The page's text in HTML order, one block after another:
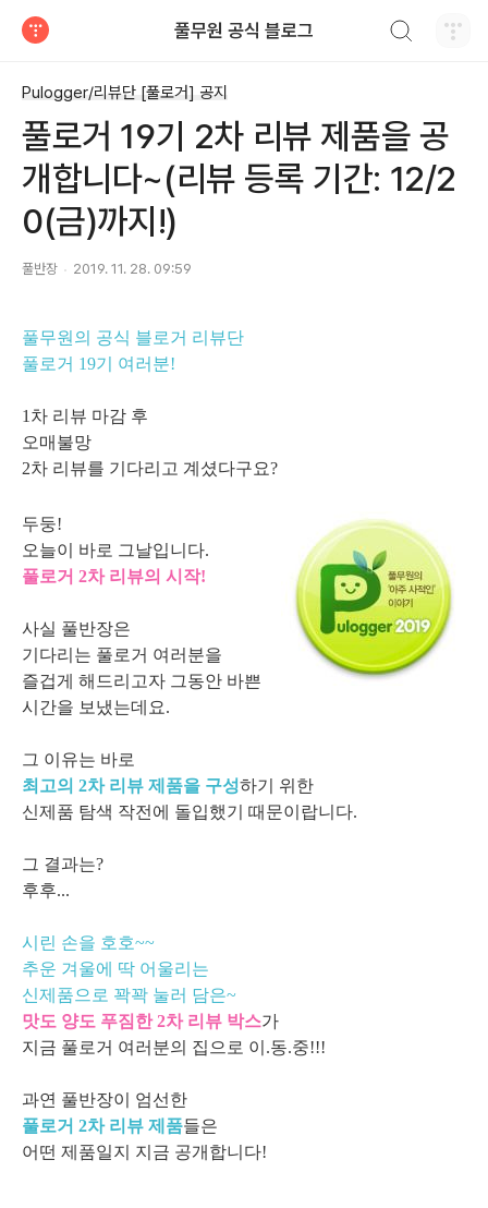
풀무원 공식 블로그
Pulogger/리뷰단 [풀로거] 공지
풀로거 19기 2차 리뷰 제품을 공
개합니다~(리뷰 등록 기간: 12/2
0(금)까지!)
풀반장 2019. 11. 28. 09:59
풀무원의 공식 블로거 리뷰단
풀로거 19기 여러분!
1차 리뷰 마감 후
오매불망
2차 리뷰를 기다리고 계셨다구요?
두둥!
오늘이 바로 그날입니다.
풀로거 2차 리뷰의 시작!
사실 풀반장은
기다리는 풀로거 여러분을
즐겁게 해드리고자 그동안 바쁜
시간을 보냈는데요.
그 이유는 바로
최고의 2차 리뷰 제품을 구성하기 위한
신제품 탐색 작전에 돌입했기 때문이랍니다.
그 결과는?
후후...
시린 손을 호호~~
추운 겨울에 딱 어울리는
신제품으로 꽉꽉 눌러 담은~
맛도 양도 푸짐한 2차 리뷰 박스가
지금 풀로거 여러분의 집으로 이.동.중!!!
과연 풀반장이 엄선한
풀로거 2차 리뷰 제품들은
어떤 제품일지 지금 공개합니다!